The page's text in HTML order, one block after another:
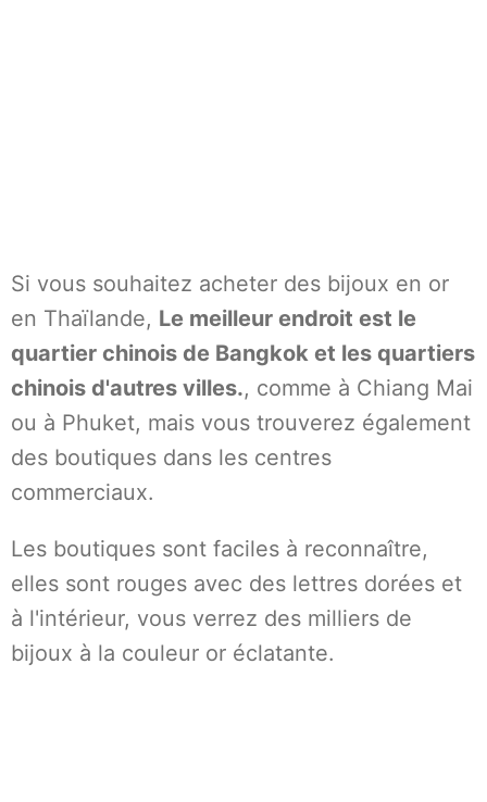
Si vous souhaitez acheter des bijoux en or
en Thaïlande, Le meilleur endroit est le
quartier chinois de Bangkok et les quartiers
chinois d'autres villes., comme à Chiang Mai
ou à Phuket, mais vous trouverez également
des boutiques dans les centres
commerciaux.
Les boutiques sont faciles à reconnaître,
elles sont rouges avec des lettres dorées et
à l'intérieur, vous verrez des milliers de
bijoux à la couleur or éclatante.